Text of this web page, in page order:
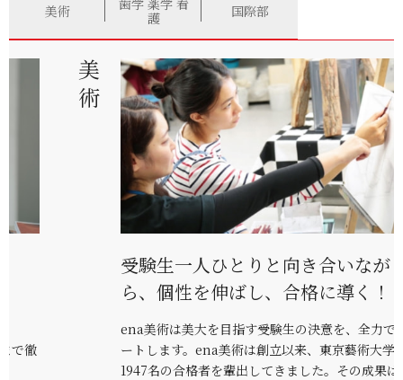
美術
護
国際部
受験生一人ひとりと向き合いなが
個性を伸ばし、合格に導く！
ena美術は美大を目指す受験生の決意を、全力でサポ
ートします。ena美術は創立以来、東京藝術大学に
1947名の合格者を輩出してきました。その成果は、受